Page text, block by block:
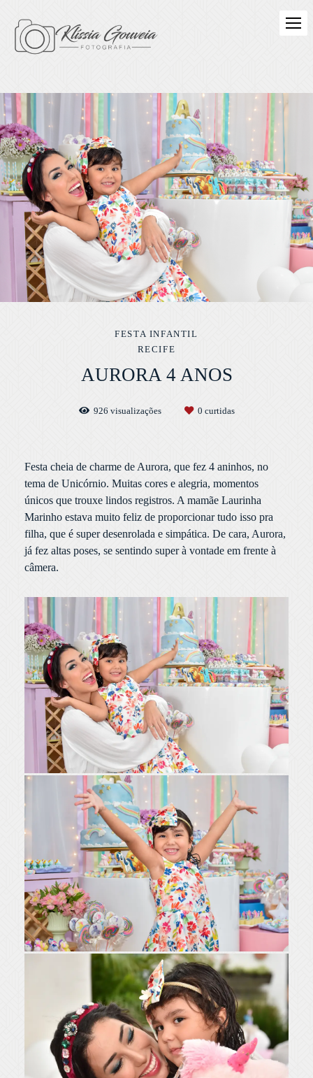
FESTA INFANTIL
RECIFE
AURORA 4 ANOS
926 visualizações 0 curtidas
Festa cheia de charme de Aurora, que fez 4 aninhos, no
tema de Unicórnio. Muitas cores e alegria, momentos
únicos que trouxe lindos registros. A mamãe Laurinha
Marinho estava muito feliz de proporcionar tudo isso pra
filha, que é super desenrolada e simpática. De cara, Aurora,
já fez altas poses, se sentindo super à vontade em frente à
câmera.